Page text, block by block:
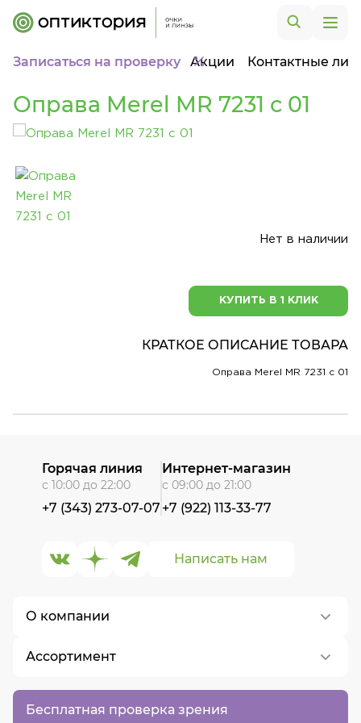
Записаться на проверку Акции Контактные
Оправа Merel MR 7231 с 01
Нет в наличии
КУПИТЬ В 1 КЛИК
КРАТКОЕ ОПИСАНИЕ ТОВАРА
Оправа Merel MR 7231 с 01
Бесплатная проверка зрения
О компании
О нас
Контакты
Вакансии
Ассортимент
Написать нам
Горячая линия
с 10:00 до 22:00
+7 (343) 273-07-07
Интернет-магазин
с 09:00 до 21:00
+7 (922) 113-33-77